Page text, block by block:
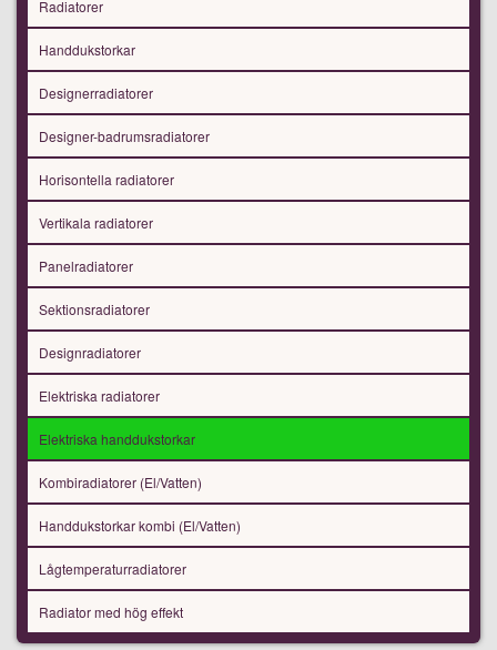
Radiatorer
Handdukstorkar
Designerradiatorer
Designer-badrumsradiatorer
Horisontella radiatorer
Vertikala radiatorer
Panelradiatorer
Sektionsradiatorer
Designradiatorer
Elektriska radiatorer
Elektriska handdukstorkar
Kombiradiatorer (El/Vatten)
Handdukstorkar kombi (El/Vatten)
Lågtemperaturradiatorer
Radiator med hög effekt